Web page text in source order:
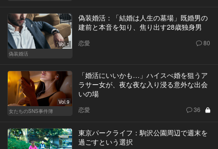
Vol.1
偽装婚活
偽装婚活：「結婚は人生の墓場」既婚男の
建前と本音を知り、焦り出す28歳独身男
恋愛 80
Vol.9
女たちのSNS事件簿
「婚活にいいかも…」ハイスぺ婚を狙うア
ラサー女が、夜な夜な入り浸る意外な出会
いの場
恋愛 36
東京パークライフ：駒沢公園周辺で週末を
過ごすという選択